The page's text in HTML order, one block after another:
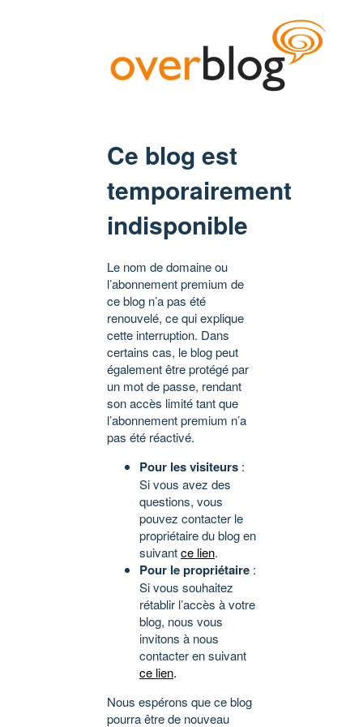
Ce blog est
temporairement
indisponible
Le nom de domaine ou
l’abonnement premium de
ce blog n’a pas été
renouvelé, ce qui explique
cette interruption. Dans
certains cas, le blog peut
également être protégé par
un mot de passe, rendant
son accès limité tant que
l’abonnement premium n’a
pas été réactivé.
Pour les visiteurs :
Si vous avez des
questions, vous
pouvez contacter le
propriétaire du blog en
suivantce lien.
Pour le propriétaire :
Si vous souhaitez
rétablir l’accès à votre
blog, nous vous
invitons à nous
contacter en suivant
ce lien.
Nous espérons que ce blog
pourra être de nouveau